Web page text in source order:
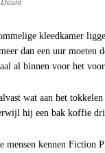
Daunt
kleedkamer
dan een uur moeten
al binnen voor het
wat aan het
hij een bak koffie
mensen kennen Fiction